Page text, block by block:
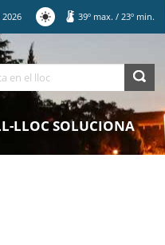
2026 39º max. / 23º min.
LLOC SOLUCIONA